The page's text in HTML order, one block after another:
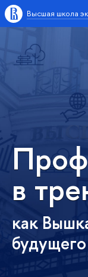
Высшая школа
в
как
будущего